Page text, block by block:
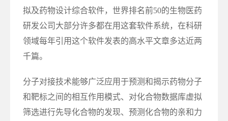
拟及药物设计综合软件，世界排名前50的生物医药
研发公司大部分许多都在用这套软件系统，在科研
领域每年引用这个软件发表的高水平文章多达近两
千篇。
分子对接技术能够广泛应用于预测和揭示药物分子
和靶标之间的相互作用模式、对化合物数据库虚拟
筛选进行先导化合物的发现、预测化合物的亲和力